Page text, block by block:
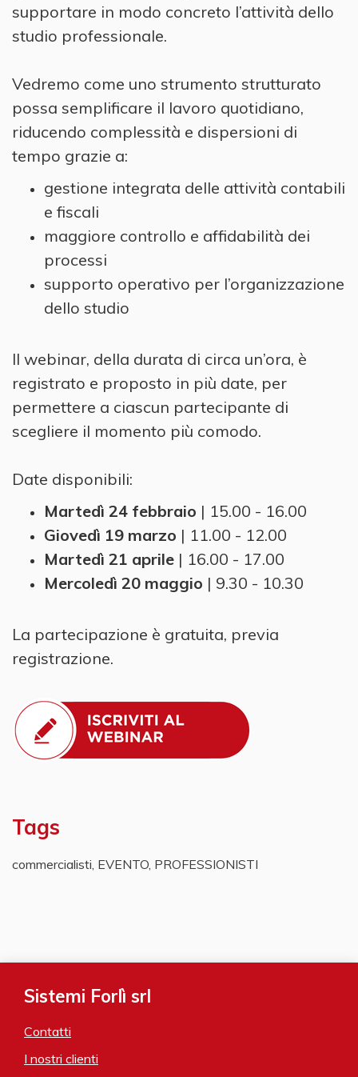
supportare in modo concreto l’attività dello
studio professionale.
Vedremo come uno strumento strutturato
possa semplificare il lavoro quotidiano,
riducendo complessità e dispersioni di
tempo grazie a:
gestione integrata delle attività contabili
e fiscali
maggiore controllo e affidabilità dei
processi
supporto operativo per l’organizzazione
dello studio
Il webinar, della durata di circa un’ora, è
registrato e proposto in più date, per
permettere a ciascun partecipante di
scegliere il momento più comodo.
Date disponibili:
Martedì 24 febbraio | 15.00 - 16.00
Giovedì 19 marzo | 11.00 - 12.00
Martedì 21 aprile | 16.00 - 17.00
Mercoledì 20 maggio | 9.30 - 10.30
La partecipazione è gratuita, previa
registrazione.
Tags
commercialisti, EVENTO, PROFESSIONISTI
Sistemi Forlì srl
Contatti
I nostri clienti